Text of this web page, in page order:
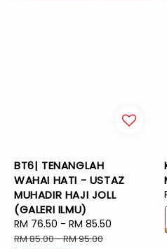
BT6| TENANGLAH
WAHAI HATI - USTAZ
MUHADIR HAJI JOLL
(GALERI ILMU)
Sale
price
RM 76.50 - RM 85.50
RM 85.00-RM 95.00